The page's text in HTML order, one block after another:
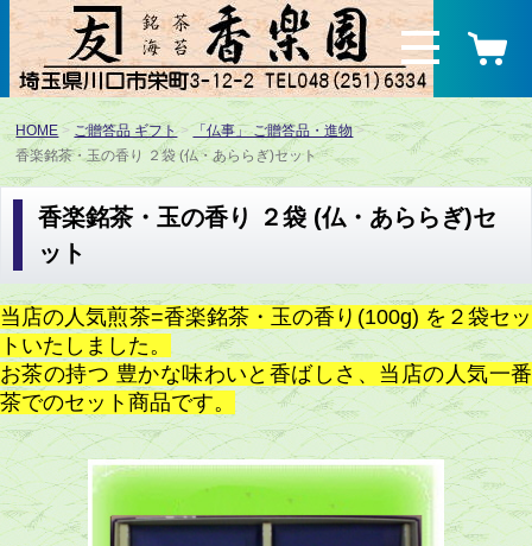
HOME ご贈答品 ギフト
「仏事」 ご贈答品・進物
香楽銘茶・玉の香り ２袋 (仏・あららぎ)セット
香楽銘茶・玉の香り ２袋 (仏・あららぎ)セ
ット
当店の人気煎茶=香楽銘茶・玉の香り(100g) を２袋セッ
トいたしました。
お茶の持つ 豊かな味わいと香ばしさ、当店の人気一番
茶でのセット商品です。